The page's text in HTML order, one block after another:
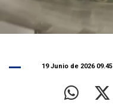
19 Junio de 2026 09.45